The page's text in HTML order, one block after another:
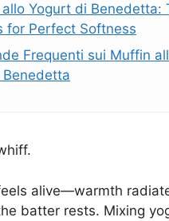
Yogurt di Benedetta:
for Perfect Softness
Frequenti sui Muffin
alive—warmth
batter rests. Mixing